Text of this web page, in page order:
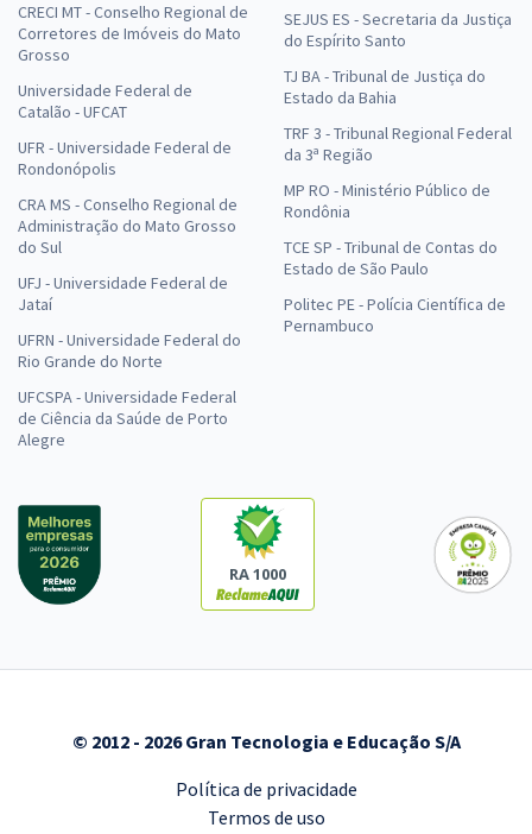
CRECI MT - Conselho Regional de
Corretores de Imóveis do Mato
Grosso
Universidade Federal de
Catalão - UFCAT
UFR - Universidade Federal de
Rondonópolis
CRA MS - Conselho Regional de
Administração do Mato Grosso
do Sul
UFJ - Universidade Federal de
Jataí
UFRN - Universidade Federal do
Rio Grande do Norte
UFCSPA - Universidade Federal
de Ciência da Saúde de Porto
Alegre
SEJUS ES - Secretaria da Justiça
do Espírito Santo
TJ BA - Tribunal de Justiça do
Estado da Bahia
TRF 3 - Tribunal Regional Federal
da 3ª Região
MP RO - Ministério Público de
Rondônia
TCE SP - Tribunal de Contas do
Estado de São Paulo
Politec PE - Polícia Científica de
Pernambuco
RA 1000
© 2012 - 2026 Gran Tecnologia e Educação S/A
Política de privacidade
Termos de uso